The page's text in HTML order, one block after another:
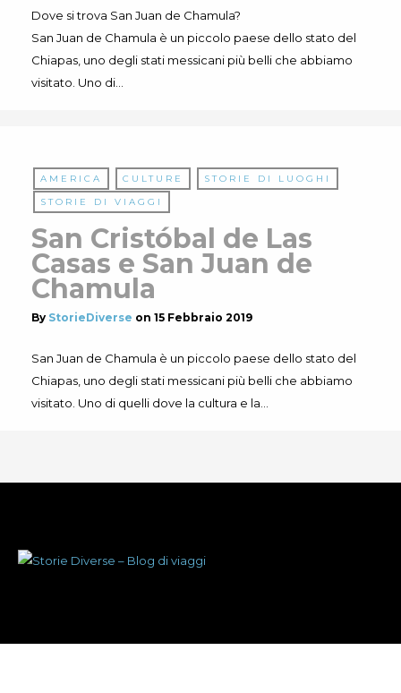
Dove si trova San Juan de Chamula?
San Juan de Chamula è un piccolo paese dello stato del
Chiapas, uno degli stati messicani più belli che abbiamo
visitato. Uno di…
AMERICA CULTURE
STORIE DI LUOGHI
STORIE DI VIAGGI
San Cristóbal de Las
Casas e San Juan de
Chamula
By StorieDiverse on 15 Febbraio 2019
San Juan de Chamula è un piccolo paese dello stato del
Chiapas, uno degli stati messicani più belli che abbiamo
visitato. Uno di quelli dove la cultura e la…